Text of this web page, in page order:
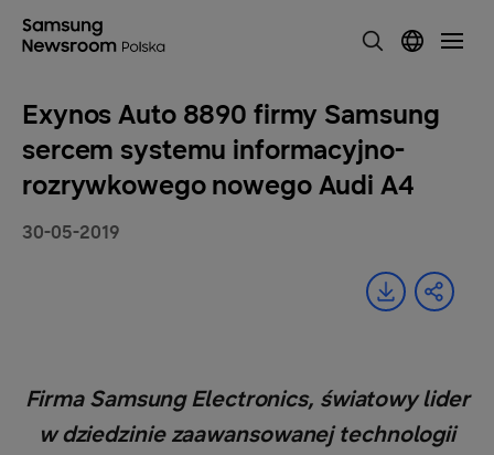
Exynos Auto 8890 firmy Samsung
sercem systemu informacyjno-
rozrywkowego nowego Audi A4
30-05-2019
Firma Samsung Electronics, światowy lider
w dziedzinie zaawansowanej technologii